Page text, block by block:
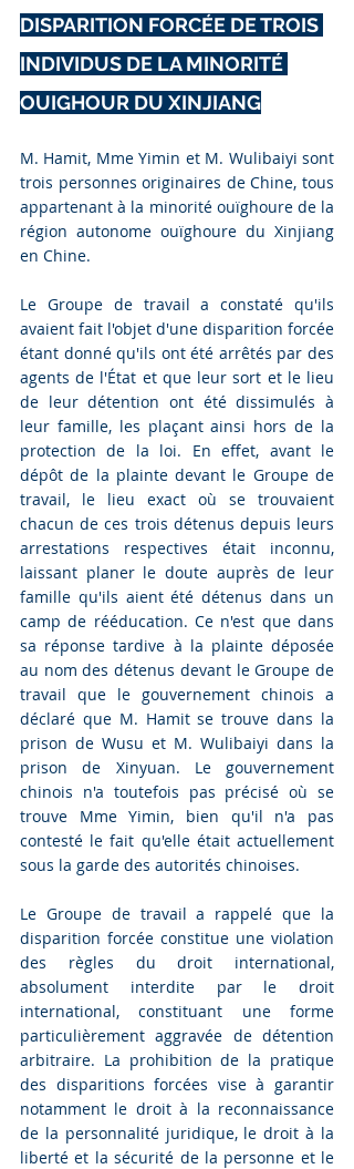
DISPARITION FORCÉE DE TROIS
INDIVIDUS DE LA MINORITÉ
OUIGHOUR DU XINJIANG
M. Hamit, Mme Yimin et M. Wulibaiyi sont
trois personnes originaires de Chine, tous
appartenant à la minorité ouïghoure de la
région autonome ouïghoure du Xinjiang
en Chine.
Le Groupe de travail a constaté qu'ils
avaient fait l'objet d'une disparition forcée
étant donné qu'ils ont été arrêtés par des
agents de l'État et que leur sort et le lieu
de leur détention ont été dissimulés à
leur famille, les plaçant ainsi hors de la
protection de la loi. En effet, avant le
dépôt de la plainte devant le Groupe de
travail, le lieu exact où se trouvaient
chacun de ces trois détenus depuis leurs
arrestations respectives était inconnu,
laissant planer le doute auprès de leur
famille qu'ils aient été détenus dans un
camp de rééducation. Ce n'est que dans
sa réponse tardive à la plainte déposée
au nom des détenus devant le Groupe de
travail que le gouvernement chinois a
déclaré que M. Hamit se trouve dans la
prison de Wusu et M. Wulibaiyi dans la
prison de Xinyuan. Le gouvernement
chinois n'a toutefois pas précisé où se
trouve Mme Yimin, bien qu'il n'a pas
contesté le fait qu'elle était actuellement
sous la garde des autorités chinoises.
Le Groupe de travail a rappelé que la
disparition forcée constitue une violation
des règles du droit international,
absolument interdite par le droit
international, constituant une forme
particulièrement aggravée de détention
arbitraire. La prohibition de la pratique
des disparitions forcées vise à garantir
notamment le droit à la reconnaissance
de la personnalité juridique, le droit à la
liberté et la sécurité de la personne et le